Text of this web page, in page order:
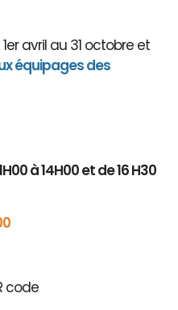
avril au 31 octobre et
équipages des
à 14H00 et de 16 H30
code